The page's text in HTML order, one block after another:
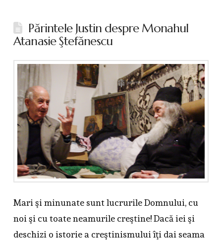
Părintele Justin despre Monahul
Atanasie Ştefănescu
Mari şi minunate sunt lucrurile Domnului, cu
noi şi cu toate neamurile creştine! Dacă iei şi
deschizi o istorie a creştinismului îţi dai seama